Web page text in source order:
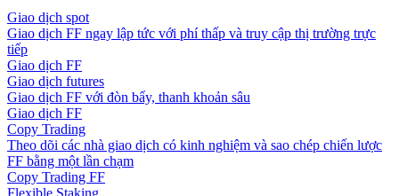
Giao dịch spot
Giao dịch FF ngay lập tức với phí thấp và truy cập thị trường trực
tiếp
Giao dịch FF
Giao dịch futures
Giao dịch FF với đòn bẩy, thanh khoản sâu
Giao dịch FF
Copy Trading
Theo dõi các nhà giao dịch có kinh nghiệm và sao chép chiến lược
FF bằng một lần chạm
Copy Trading FF
Flexible Staking